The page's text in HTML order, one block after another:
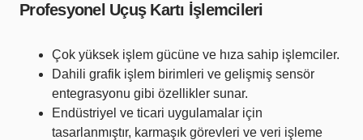
Profesyonel Uçuş Kartı İşlemcileri
Çok yüksek işlem gücüne ve hıza sahip işlemciler.
Dahili grafik işlem birimleri ve gelişmiş sensör
entegrasyonu gibi özellikler sunar.
Endüstriyel ve ticari uygulamalar için
tasarlanmıştır, karmaşık görevleri ve veri işleme